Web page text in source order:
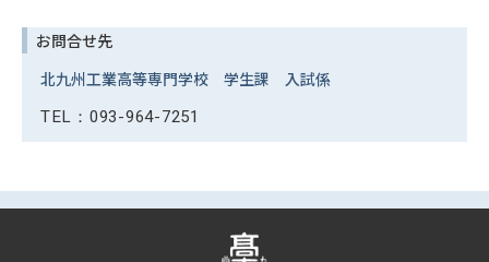
お問合せ先
北九州工業高等専門学校
学生課 入試係
TEL：093-964-7251